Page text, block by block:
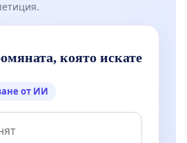
която искате
от ИИ